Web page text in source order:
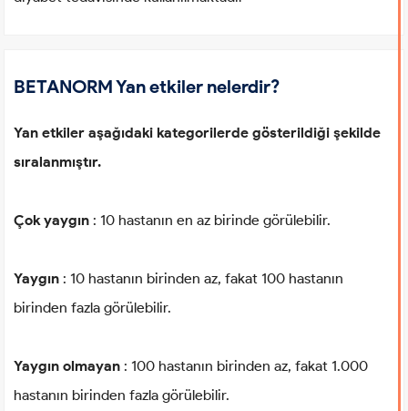
BETANORM Yan etkiler nelerdir?
Yan etkiler aşağıdaki kategorilerde gösterildiği şekilde
sıralanmıştır.
Çok yaygın : 10 hastanın en az birinde görülebilir.
Yaygın : 10 hastanın birinden az, fakat 100 hastanın
birinden fazla görülebilir.
Yaygın olmayan : 100 hastanın birinden az, fakat 1.000
hastanın birinden fazla görülebilir.